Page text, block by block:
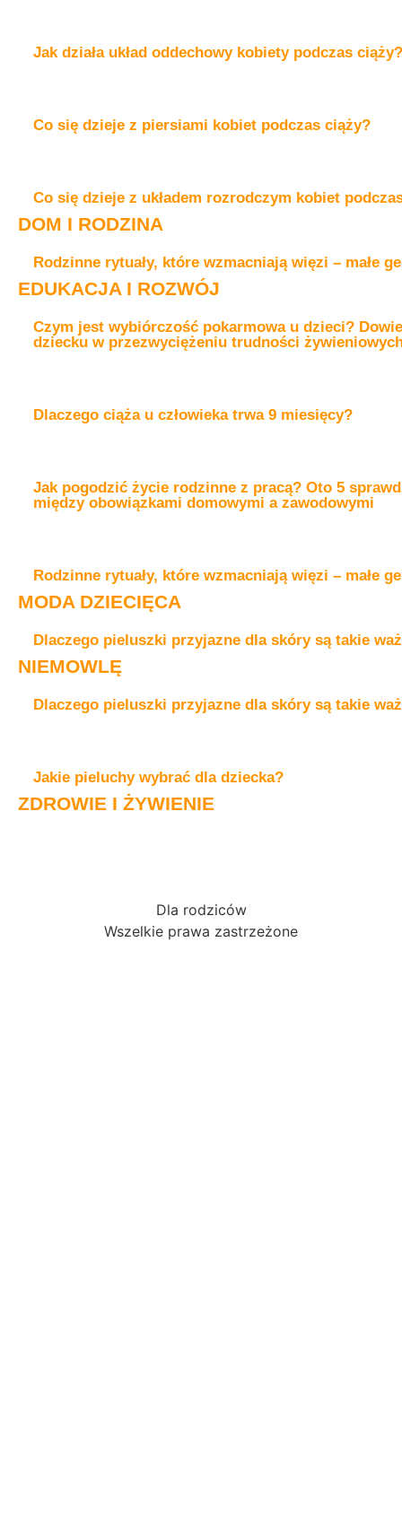
Jak działa układ oddechowy kobiety podczas ciąży?
Co się dzieje z piersiami kobiet podczas ciąży?
Co się dzieje z układem rozrodczym kobiet
DOM I RODZINA
Rodzinne rytuały, które wzmacniają więzi – małe
EDUKACJA I ROZWÓJ
Czym jest wybiórczość pokarmowa u dzieci?
dziecku w przezwyciężeniu trudności
Dlaczego ciąża u człowieka trwa 9 miesięcy?
Jak pogodzić życie rodzinne z pracą? Oto 5
między obowiązkami domowymi a zawodowymi
Rodzinne rytuały, które wzmacniają więzi – małe
MODA DZIECIĘCA
Dlaczego pieluszki przyjazne dla skóry są takie
NIEMOWLĘ
Dlaczego pieluszki przyjazne dla skóry są takie
Jakie pieluchy wybrać dla dziecka?
ZDROWIE I ŻYWIENIE
Dla rodziców
Wszelkie prawa zastrzeżone